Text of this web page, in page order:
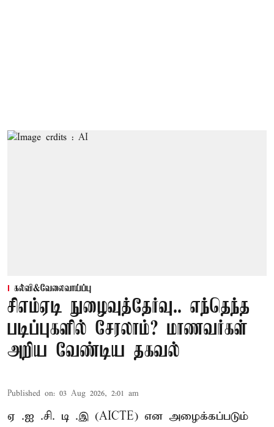
கல்வி&வேலைவாய்ப்பு
சிஎம்ஏடி நுழைவுத்தேர்வு.. எந்தெந்த
படிப்புகளில் சேரலாம்? மாணவர்கள்
அறிய வேண்டிய தகவல்
Published on: 03 Aug 2026, 2:01 am
ஏ .ஐ .சி. டி .இ (AICTE) என அழைக்கப்படும்